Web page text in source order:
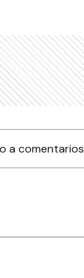
a comentarios